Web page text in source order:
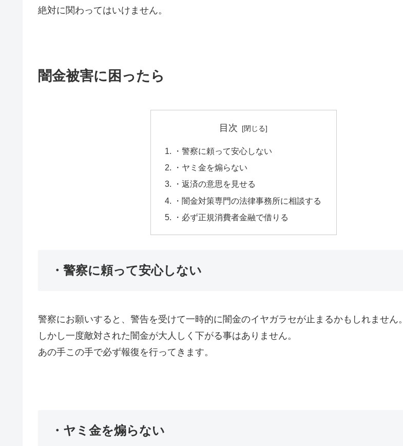
絶対に関わってはいけません。
闇金被害に困ったら
目次
・警察に頼って安心しない
・ヤミ金を煽らない
・返済の意思を見せる
・闇金対策専門の法律事務所に相談する
・必ず正規消費者金融で借りる
・警察に頼って安心しない
警察にお願いすると、警告を受けて一時的に闇金のイヤガラセが止まるかもしれません。
しかし一度敵対された闇金が大人しく下がる事はありません。
あの手この手で必ず報復を行ってきます。
・ヤミ金を煽らない